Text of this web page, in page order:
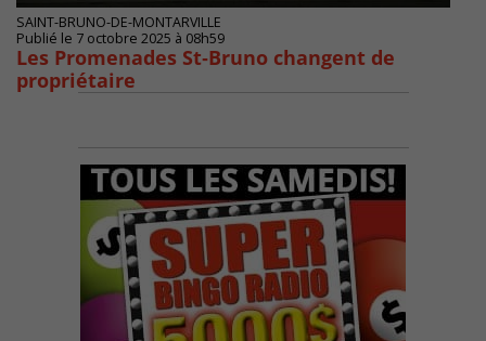
SAINT-BRUNO-DE-MONTARVILLE
Publié le 7 octobre 2025 à 08h59
Les Promenades St‑Bruno changent de
propriétaire